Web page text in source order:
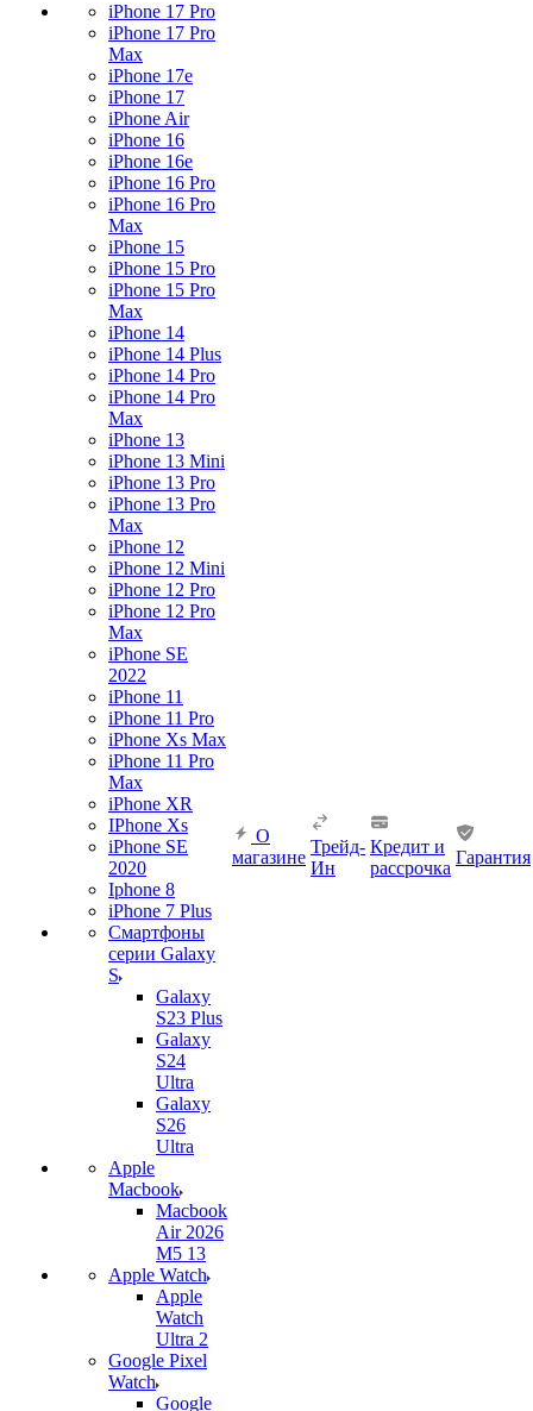
iPhone 17 Pro
iPhone 17 Pro
Max
iPhone 17e
iPhone 17
iPhone Air
iPhone 16
iPhone 16e
iPhone 16 Pro
iPhone 16 Pro
Max
iPhone 15
iPhone 15 Pro
iPhone 15 Pro
Max
iPhone 14
iPhone 14 Plus
iPhone 14 Pro
iPhone 14 Pro
Max
iPhone 13
iPhone 13 Mini
iPhone 13 Pro
iPhone 13 Pro
Max
iPhone 12
iPhone 12 Mini
iPhone 12 Pro
iPhone 12 Pro
Max
iPhone SE
2022
iPhone 11
iPhone 11 Pro
iPhone Xs Max
iPhone 11 Pro
Max
iPhone XR
IPhone Xs
iPhone SE
2020
Iphone 8
iPhone 7 Plus
Смартфоны
серии Galaxy
S
Galaxy
S23 Plus
Galaxy
S24
Ultra
Galaxy
S26
Ultra
Apple
Macbook
Macbook
Air 2026
M5 13
Apple Watch
Apple
Watch
Ultra 2
Google Pixel
Watch
Google
О
магазине
Трейд-
Ин
Кредит и
рассрочка
Гарантия